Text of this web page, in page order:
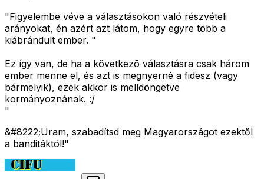
"Figyelembe véve a választásokon való részvételi
arányokat, én azért azt látom, hogy egyre több a
kiábrándult ember. "
Ez így van, de ha a következõ választásra csak három
ember menne el, és azt is megnyerné a fidesz (vagy
bármelyik), ezek akkor is melldöngetve
kormányoznának. :/
"
&#8222;Uram, szabadítsd meg Magyarországot ezektől
a banditáktól!"